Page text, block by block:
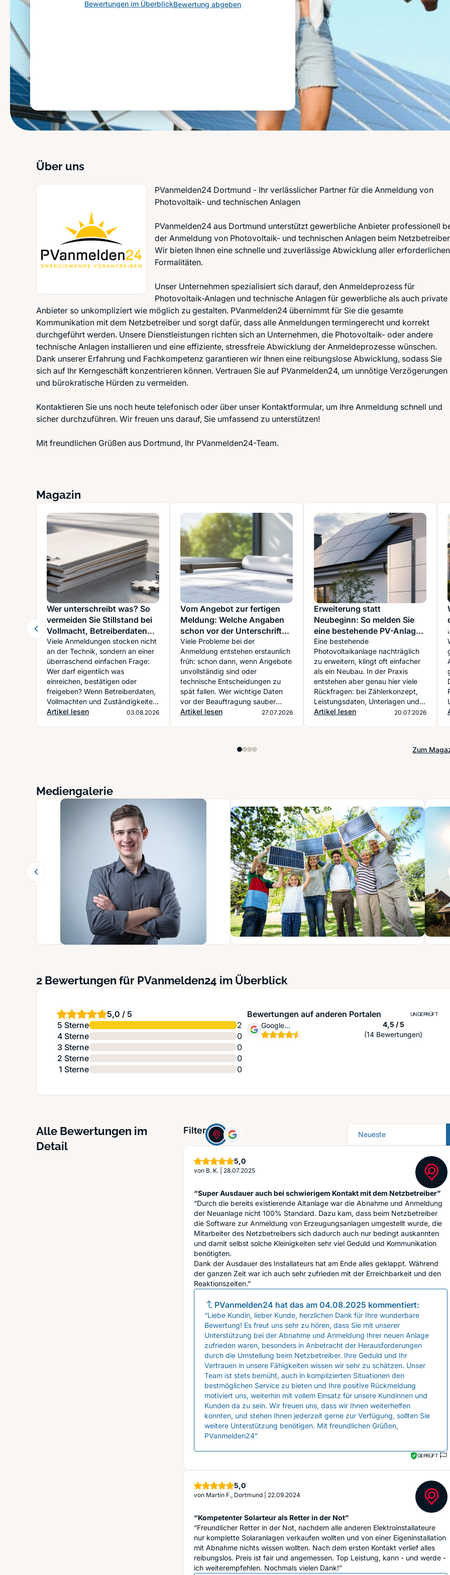
Bewertungen im ÜberblickBewertung abgeben
Über uns
PVanmelden24 Dortmund - Ihr verlässlicher Partner für die Anmeldung von
Photovoltaik- und technischen Anlagen
PVanmelden24 aus Dortmund unterstützt gewerbliche Anbieter professionell
der Anmeldung von Photovoltaik- und technischen Anlagen beim
Wir bieten Ihnen eine schnelle und zuverlässige Abwicklung aller erforderlichen
Formalitäten.
Unser Unternehmen spezialisiert sich darauf, den Anmeldeprozess für
Photovoltaik-Anlagen und technische Anlagen für gewerbliche als auch private
Anbieter so unkompliziert wie möglich zu gestalten. PVanmelden24 übernimmt für Sie die gesamte
Kommunikation mit dem Netzbetreiber und sorgt dafür, dass alle Anmeldungen termingerecht und korrekt
durchgeführt werden. Unsere Dienstleistungen richten sich an Unternehmen, die Photovoltaik- oder andere
technische Anlagen installieren und eine effiziente, stressfreie Abwicklung der Anmeldeprozesse wünschen.
Dank unserer Erfahrung und Fachkompetenz garantieren wir Ihnen eine reibungslose Abwicklung, sodass Sie
sich auf Ihr Kerngeschäft konzentrieren können. Vertrauen Sie auf PVanmelden24, um unnötige Verzögerungen
und bürokratische Hürden zu vermeiden.
Kontaktieren Sie uns noch heute telefonisch oder über unser Kontaktformular, um Ihre Anmeldung schnell und
sicher durchzuführen. Wir freuen uns darauf, Sie umfassend zu unterstützen!
Mit freundlichen Grüßen aus Dortmund, Ihr PVanmelden24-Team.
Magazin
Wer unterschreibt was? So
vermeiden Sie Stillstand bei
Vollmacht, Betreiberdaten
und Zuständigkeiten
Viele Anmeldungen stocken nicht
an der Technik, sondern an einer
überraschend einfachen Frage:
Wer darf eigentlich was
einreichen, bestätigen oder
freigeben? Wenn Betreiberdaten,
Vollmachten und Zuständigkeiten
früh klar sind, läuft die Meldung
Artikel lesen 03.08.2026
Vom Angebot zur fertigen
Meldung: Welche Angaben
schon vor der Unterschrift
über den Anmeldeaufwand
entscheiden
Viele Probleme bei der
Anmeldung entstehen erstaunlich
früh: schon dann, wenn Angebote
unvollständig sind oder
technische Entscheidungen zu
spät fallen. Wer wichtige Daten
vor der Beauftragung sauber
klärt, spart Rückfragen, Zeit und
Artikel lesen 27.07.2026
Erweiterung statt
Neubeginn: So melden Sie
eine bestehende PV-Anlage
sauber an, wenn Speicher,
Wallbox oder mehr Module
dazukommen
Eine bestehende
Photovoltaikanlage nachträglich
zu erweitern, klingt oft einfacher
als ein Neubau. In der Praxis
entstehen aber genau hier viele
Rückfragen: bei Zählerkonzept,
Leistungsdaten, Unterlagen und
der Abstimmung mit dem
Artikel lesen 20.07.2026
Zum
Mediengalerie
2 Bewertungen für PVanmelden24 im Überblick
5,0 / 5
5 Sterne
2
4 Sterne
0
3 Sterne
0
2 Sterne
0
1 Sterne
0
Bewertungen auf anderen Portalen UNGEPRÜFT
Google
Unternehmensprofil
4,5 / 5Sternen
(14 Bewertungen)
Alle Bewertungen im
Detail
Filter: Sortierung
5,0Sterne
von B. K. 28.07.2025
“Super Ausdauer auch bei schwierigem Kontakt mit dem Netzbetreiber”
“Durch die bereits existierende Altanlage war die Abnahme und Anmeldung
der Neuanlage nicht 100% Standard. Dazu kam, dass beim Netzbetreiber
die Software zur Anmeldung von Erzeugungsanlagen umgestellt wurde, die
Mitarbeiter des Netzbetreibers sich dadurch auch nur bedingt auskannten
und damit selbst solche Kleinigkeiten sehr viel Geduld und Kommunikation
benötigten.
Dank der Ausdauer des Installateurs hat am Ende alles geklappt. Während
der ganzen Zeit war ich auch sehr zufrieden mit der Erreichbarkeit und den
Reaktionszeiten.”
PVanmelden24 hat das am 04.08.2025 kommentiert:
“Liebe Kundin, lieber Kunde, herzlichen Dank für Ihre wunderbare
Bewertung! Es freut uns sehr zu hören, dass Sie mit unserer
Unterstützung bei der Abnahme und Anmeldung Ihrer neuen Anlage
zufrieden waren, besonders in Anbetracht der Herausforderungen
durch die Umstellung beim Netzbetreiber. Ihre Geduld und Ihr
Vertrauen in unsere Fähigkeiten wissen wir sehr zu schätzen. Unser
Team ist stets bemüht, auch in komplizierten Situationen den
bestmöglichen Service zu bieten und Ihre positive Rückmeldung
motiviert uns, weiterhin mit vollem Einsatz für unsere Kundinnen und
Kunden da zu sein. Wir freuen uns, dass wir Ihnen weiterhelfen
konnten, und stehen Ihnen jederzeit gerne zur Verfügung, sollten Sie
weitere Unterstützung benötigen. Mit freundlichen Grüßen,
PVanmelden24”
GEPRÜFT
5,0Sterne
von Martin F., Dortmund 22.09.2024
“Kompetenter Solarteur als Retter in der Not”
“Freundlicher Retter in der Not, nachdem alle anderen Elektroinstallateure
nur komplette Solaranlagen verkaufen wollten und von einer Eigeninstallation
mit Abnahme nichts wissen wollten. Nach dem ersten Kontakt verlief alles
reibungslos. Preis ist fair und angemessen. Top Leistung, kann - und werde -
ich weiterempfehlen. Nochmals vielen Dank!”